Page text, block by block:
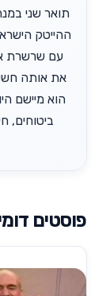
עם שרשרת
את אותה
הוא מיישם
ביטוחים,
פוסטים